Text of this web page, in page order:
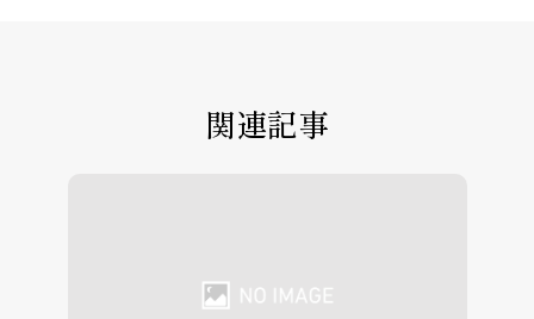
関連記事